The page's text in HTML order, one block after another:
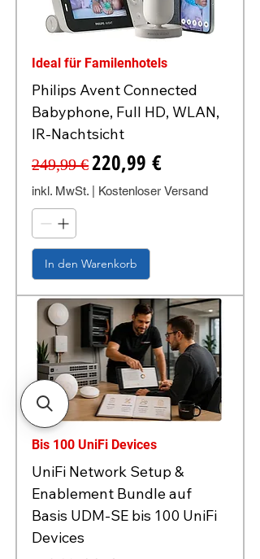
Ideal für Familenhotels
Philips Avent Connected
Babyphone, Full HD, WLAN,
IR-Nachtsicht
Standardpreis
249,99 €Sale-Preis
220,99 €
inkl. MwSt. Kostenloser Versand
In den Warenkorb
Bis 100 UniFi Devices
UniFi Network Setup &
Enablement Bundle auf
Basis UDM-SE bis 100 UniFi
Devices